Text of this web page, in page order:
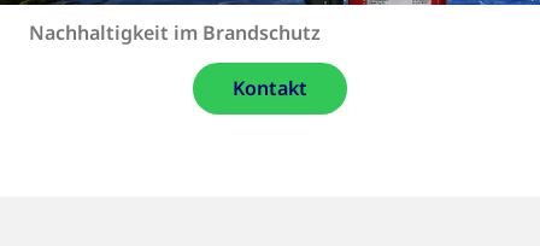
Nachhaltigkeit im Brandschutz
Kontakt